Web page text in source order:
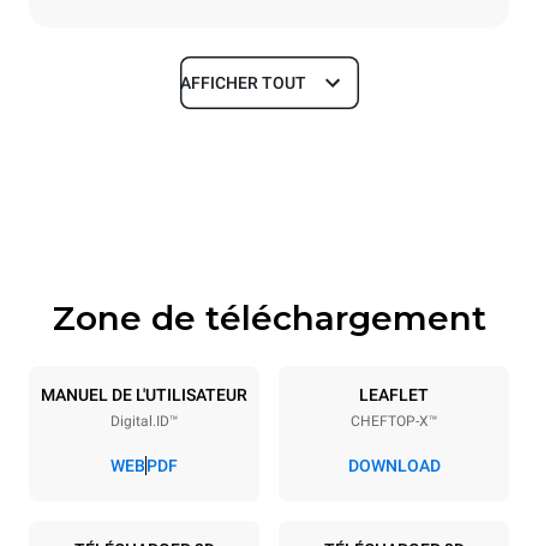
Dimensions
Caractéristiques de la plaque
6 GN 2/1
Espace entre les plaques
AFFICHER TOUT
Zone de téléchargement
MANUEL DE L'UTILISATEUR
Digital.ID™
WEBPDF
LEAFLET
CHEFTOP-X™
DOWNLOAD